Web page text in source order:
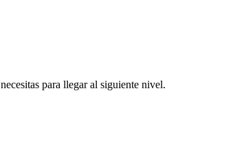
para llegar al siguiente nivel.